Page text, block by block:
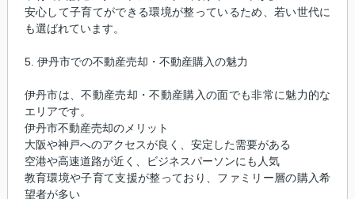
安心して子育てができる環境が整っているため、若い世代に
も選ばれています。
5. 伊丹市での不動産売却・不動産購入の魅力
伊丹市は、不動産売却・不動産購入の面でも非常に魅力的な
エリアです。
伊丹市不動産売却のメリット
大阪や神戸へのアクセスが良く、安定した需要がある
空港や高速道路が近く、ビジネスパーソンにも人気
教育環境や子育て支援が整っており、ファミリー層の購入希
望者が多い